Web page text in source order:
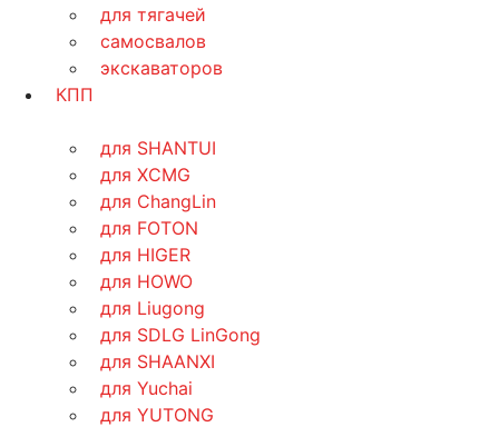
для тягачей
самосвалов
экскаваторов
КПП
для SHANTUI
для XCMG
для ChangLin
для FOTON
для HIGER
для HOWO
для Liugong
для SDLG LinGong
для SHAANXI
для Yuchai
для YUTONG